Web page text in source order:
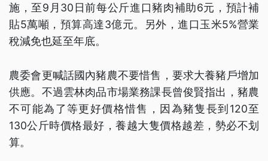
施，至9月30日前每公斤進口豬肉補助6元，預計補
貼5萬噸，預算高達3億元。另外，進口玉米5%營業
稅減免也延至年底。
農委會更喊話國內豬農不要惜售，要求大養豬戶增加
供應。不過雲林肉品市場業務課長曾俊賢指出，豬農
不可能為了等更好價格惜售，因為豬隻長到120至
130公斤時價格最好，養越大隻價格越差，勢必不划
算。